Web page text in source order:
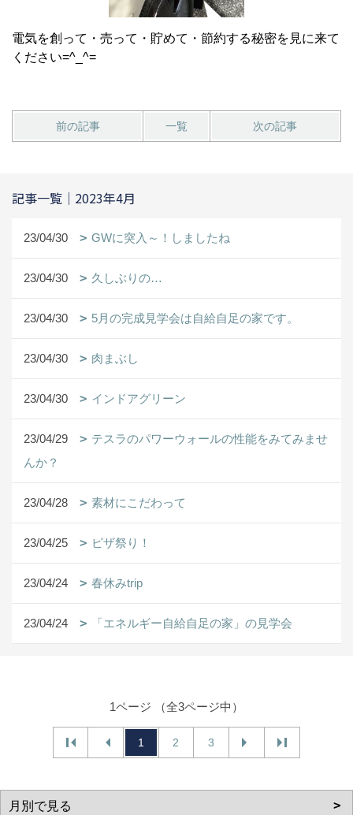
電気を創って・売って・貯めて・節約する秘密を見に来て
ください=^_^=
前の記事 一覧 次の記事
記事一覧｜2023年4月
23/04/30 GWに突入～！しましたね
23/04/30 久しぶりの…
23/04/30 5月の完成見学会は自給自足の家です。
23/04/30 肉まぶし
23/04/30 インドアグリーン
23/04/29
テスラのパワーウォールの性能をみてみませ
んか？
23/04/28 素材にこだわって
23/04/25 ピザ祭り！
23/04/24 春休みtrip
23/04/24 「エネルギー自給自足の家」の見学会
1ページ （全3ページ中）
1 2 3